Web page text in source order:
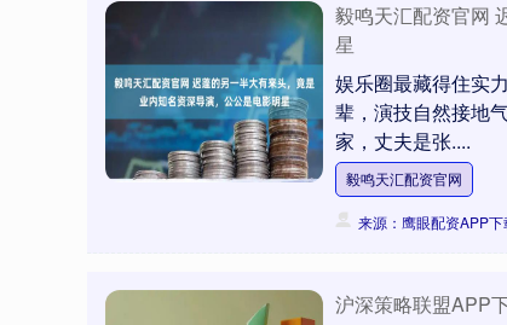
毅鸣天汇配资官网
星
娱乐圈最藏得住实
辈，演技自然接地
家，丈夫是张....
毅鸣天汇配资官网
来源：鹰眼配资APP下
沪深策略联盟APP